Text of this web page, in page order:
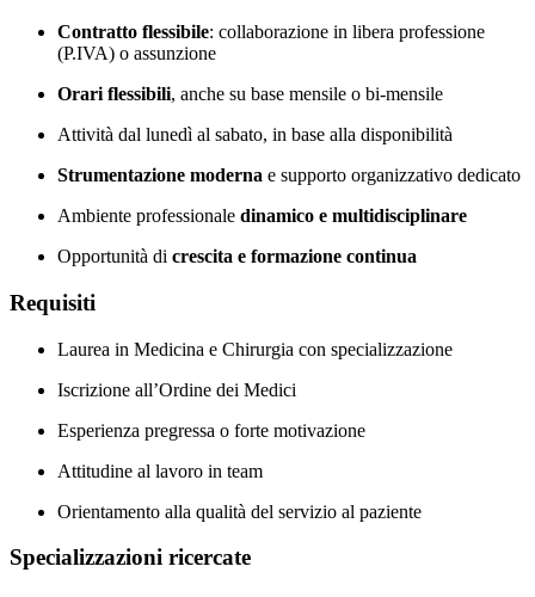
Contratto flessibile: collaborazione in libera professione
(P.IVA) o assunzione
Orari flessibili, anche su base mensile o bi-mensile
Attività dal lunedì al sabato, in base alla disponibilità
Strumentazione moderna e supporto organizzativo dedicato
Ambiente professionale dinamico e multidisciplinare
Opportunità di crescita e formazione continua
Requisiti
Laurea in Medicina e Chirurgia con specializzazione
Iscrizione all’Ordine dei Medici
Esperienza pregressa o forte motivazione
Attitudine al lavoro in team
Orientamento alla qualità del servizio al paziente
Specializzazioni ricercate